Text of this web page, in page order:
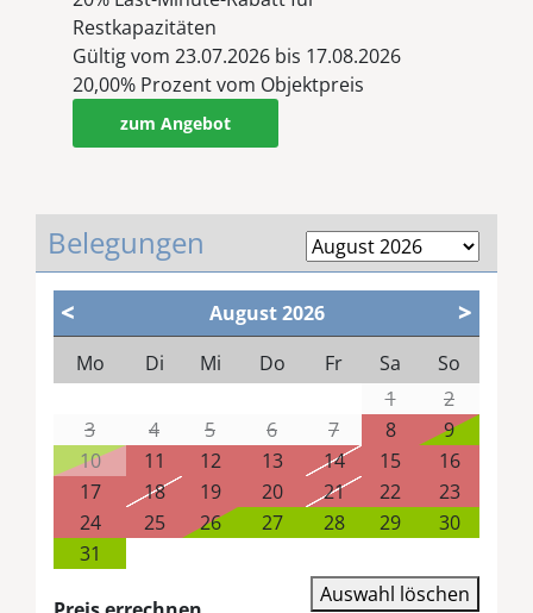
Restkapazitäten
Gültig vom 23.07.2026 bis 17.08.2026
20,00% Prozent vom Objektpreis
zum Angebot
Belegungen
< August2026
Mo
Di Mi Do Fr Sa
So
1
2
3
4 5 6 7 8
9
10
11 12 13 14 15
16
17
18 19 20 21 22
23
24
25 26 27 28 29
30
31
>
Auswahl löschen